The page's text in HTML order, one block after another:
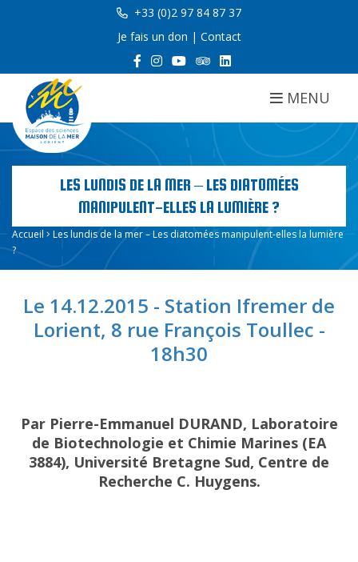
+33 (0)2 97 84 87 37
Je fais un don | Contact
MENU
LES LUNDIS DE LA MER – LES DIATOMÉES
MANIPULENT-ELLES LA LUMIÈRE ?
Accueil
Les lundis de la mer – Les diatomées manipulent-elles la lumière
?
Le 14.12.2015 - Station Ifremer de
Lorient, 8 rue François Toullec -
18h30
Par Pierre-Emmanuel DURAND, Laboratoire
de Biotechnologie et Chimie Marines (EA
3884), Université Bretagne Sud, Centre de
Recherche C. Huygens.